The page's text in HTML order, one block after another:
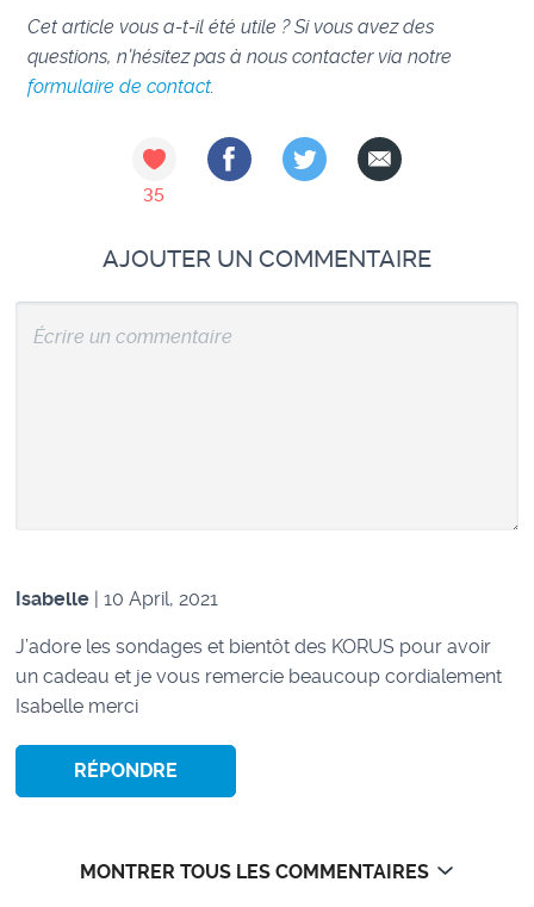
Cet article vous a-t-il été utile ? Si vous avez des
questions, n’hésitez pas à nous contacter via notre
formulaire de contact.
35
AJOUTER UN COMMENTAIRE
Isabelle | 10 April, 2021
J’adore les sondages et bientôt des KORUS pour avoir
un cadeau et je vous remercie beaucoup cordialement
Isabelle merci
RÉPONDRE
MONTRER TOUS LES COMMENTAIRES